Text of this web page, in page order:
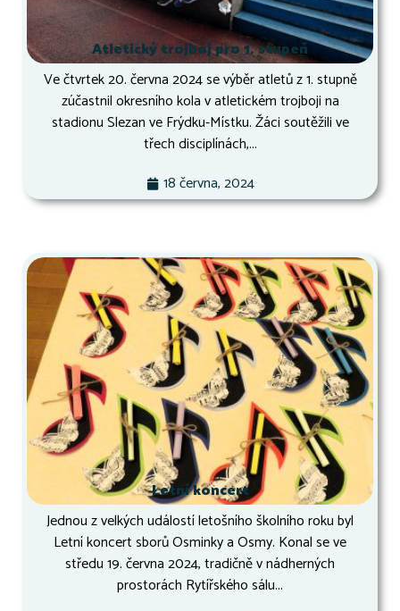
Atletický trojboj pro 1. stupeň
Ve čtvrtek 20. června 2024 se výběr atletů z 1. stupně
zúčastnil okresního kola v atletickém trojboji na
stadionu Slezan ve Frýdku-Místku. Žáci soutěžili ve
třech disciplínách,...
18 června, 2024
Letní koncert
Jednou z velkých událostí letošního školního roku byl
Letní koncert sborů Osminky a Osmy. Konal se ve
středu 19. června 2024, tradičně v nádherných
prostorách Rytířského sálu...